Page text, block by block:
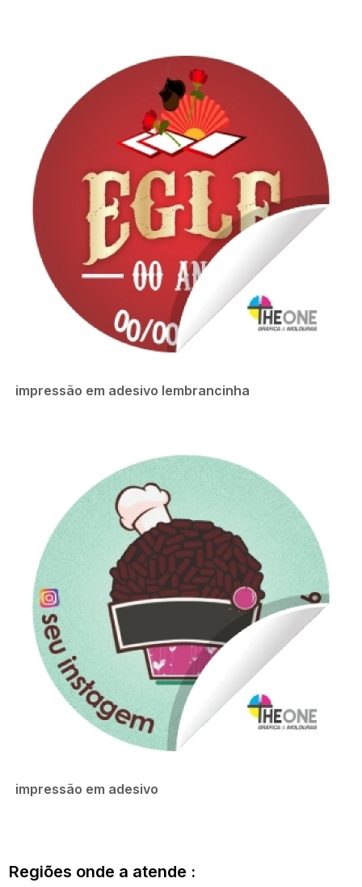
impressão em adesivo lembrancinha
impressão em adesivo
Regiões onde a atende :